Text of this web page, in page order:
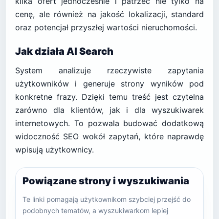
cenę, ale również na jakość lokalizacji, standard
oraz potencjał przyszłej wartości nieruchomości.
Jak działa AI Search
System analizuje rzeczywiste zapytania
użytkowników i generuje strony wyników pod
konkretne frazy. Dzięki temu treść jest czytelna
zarówno dla klientów, jak i dla wyszukiwarek
internetowych. To pozwala budować dodatkową
widoczność SEO wokół zapytań, które naprawdę
wpisują użytkownicy.
Powiązane strony i wyszukiwania
Te linki pomagają użytkownikom szybciej przejść do
podobnych tematów, a wyszukiwarkom lepiej